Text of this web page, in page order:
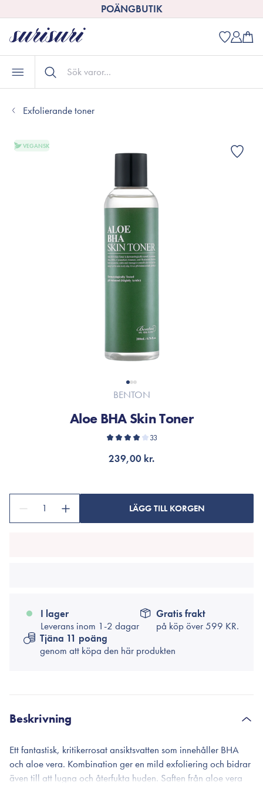
POÄNGBUTIK
Exfolierande toner
VEGANSK
BENTON
Aloe BHA Skin Toner
33
239,00 kr.
1 LÄGG TILL KORGEN
I lager
Leverans inom 1-2 dagar
Gratis frakt
på köp över599 KR.
Tjäna 11 poäng
genom att köpa den här produkten
Beskrivning
Ett fantastisk, kritikerrosat ansiktsvatten som innehåller BHA
och aloe vera. Kombination ger en mild exfoliering och bidrar
även till att lugna och återfukta huden. Saften från aloe vera